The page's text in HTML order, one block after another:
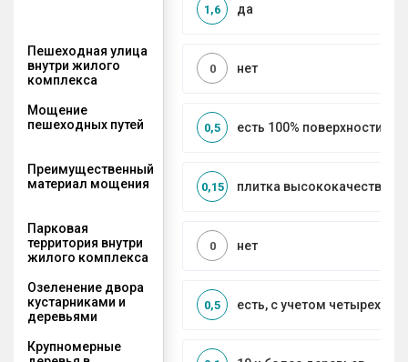
да
1,6
Пешеходная улица
внутри жилого
комплекса
нет
0
Мощение
пешеходных путей
есть 100% поверхности
0,5
Преимущественный
материал мощения
плитка
0,15
Парковая
территория внутри
жилого комплекса
нет
0
Озеленение двора
кустарниками и
деревьями
есть, с учетом четырех
0,5
Крупномерные